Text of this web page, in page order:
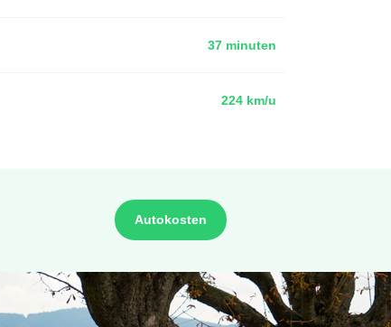
37 minuten
224 km/u
Autokosten